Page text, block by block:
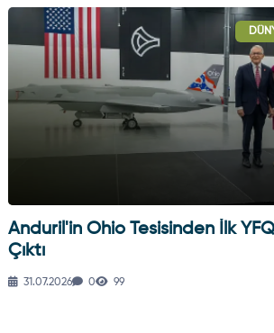
Anduril'in Ohio Tesisinden İlk
Çıktı
31.07.2026 0 99